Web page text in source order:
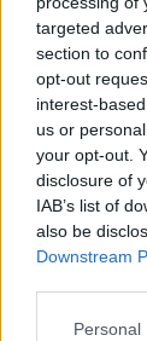
targeted
section to
opt-out
interest-
us or
your opt-out.
disclosure of
IAB’s list of
also be
Downstream
Please note
Personal
Μέχρι τις
νονού».Το
για τα
εξαιτίας
έχει
παιχνιδιών.
Το